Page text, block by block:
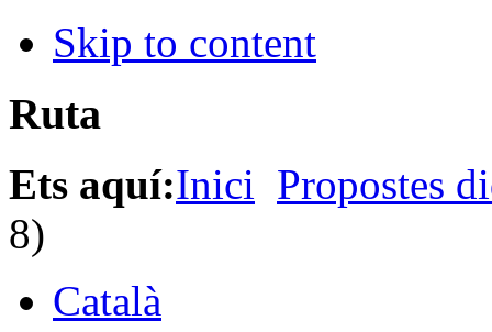
Skip to content
Ruta
Ets aquí:Inici Propostes
8)
Català